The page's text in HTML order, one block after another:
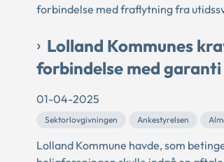
forbindelse med fraflytning fra
Lolland Kommunes
forbindelse med
01-04-2025
Sektorlovgivningen Ankestyrelsen
Lolland Kommune havde, som